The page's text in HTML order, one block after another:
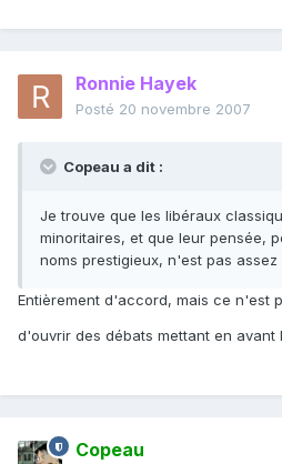
Ronnie Hayek
Posté 20 novembre 2007
Copeau a dit :
Je trouve que les libéraux
minoritaires, et que leur pensée,
noms prestigieux, n'est pas
Entièrement d'accord, mais ce n'est
d'ouvrir des débats mettant en avant
Copeau